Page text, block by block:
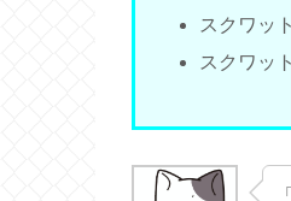
スクワッ
スクワッ